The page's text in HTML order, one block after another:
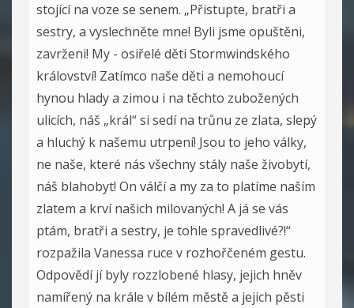
stojící na voze se senem. „Přistupte, bratři a
sestry, a vyslechněte mne! Byli jsme opuštěni,
zavrženi! My - osiřelé děti Stormwindského
království! Zatímco naše děti a nemohoucí
hynou hlady a zimou i na těchto zubožených
ulicích, náš „král“ si sedí na trůnu ze zlata, slepý
a hluchý k našemu utrpení! Jsou to jeho války,
ne naše, které nás všechny stály naše živobytí,
náš blahobyt! On válčí a my za to platíme naším
zlatem a krví našich milovaných! A já se vás
ptám, bratři a sestry, je tohle spravedlivé?!“
rozpažila Vanessa ruce v rozhořčeném gestu.
Odpovědí jí byly rozzlobené hlasy, jejich hněv
namířený na krále v bílém městě a jejich pěsti